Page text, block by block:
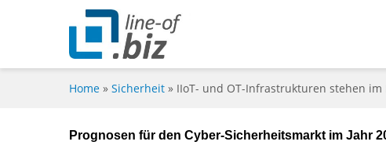
Home » Sicherheit » IIoT- und OT-Infrastrukturen stehen im
Prognosen für den Cyber-Sicherheitsmarkt im Jahr